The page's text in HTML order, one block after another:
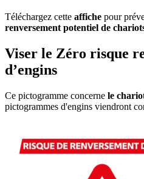
Téléchargez cette affiche pour
renversement potentiel de
Viser le Zéro risque
d’engins
Ce pictogramme concerne le
pictogrammes d'engins viendront